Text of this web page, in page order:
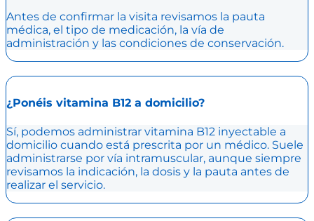
Antes de confirmar la visita revisamos la pauta
médica, el tipo de medicación, la vía de
administración y las condiciones de conservación.
¿Ponéis vitamina B12 a domicilio?
Sí, podemos administrar vitamina B12 inyectable a
domicilio cuando está prescrita por un médico. Suele
administrarse por vía intramuscular, aunque siempre
revisamos la indicación, la dosis y la pauta antes de
realizar el servicio.